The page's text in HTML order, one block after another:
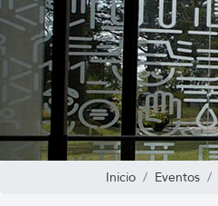
Inicio Eventos